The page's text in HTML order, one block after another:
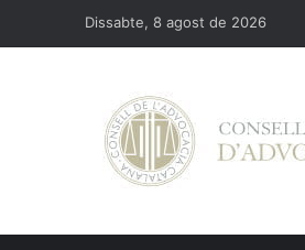
Dissabte, 8 agost de 2026